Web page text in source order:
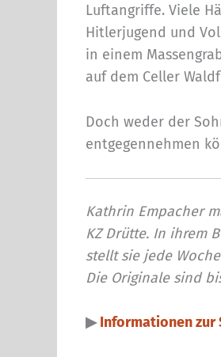
Luftangriffe. Viele
Hitlerjugend und
in einem
auf dem Celler
Doch weder der
entgegennehmen
Kathrin Empacher
KZ Drütte. In ihrem
stellt sie jede
Die Originale sind
▶Informationen zur